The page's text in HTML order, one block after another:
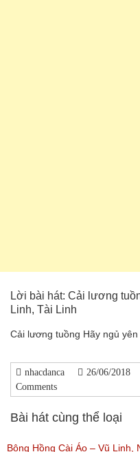
Lời bài hát: Cải lương
Linh, Tài Linh
Cải lương tuồng Hãy ngủ
nhacdanca 26/06/2018
Comments
Bài hát cùng thể loại
Bông Hồng Cài Áo – Vũ Linh,